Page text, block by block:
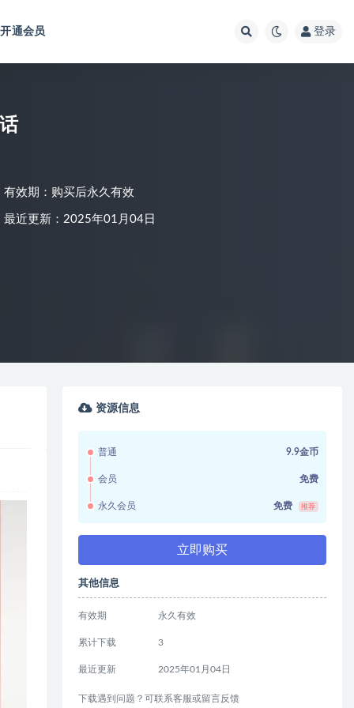
开通会员 登录
有效期：购买后永久有效
最近更新：2025年01月04日
资源信息
普通 9.9金币
会员 免费
永久会员 免费 推荐
立即购买
其他信息
有效期 永久有效
累计下载 3
最近更新 2025年01月04日
下载遇到问题？可联系客服或留言反馈